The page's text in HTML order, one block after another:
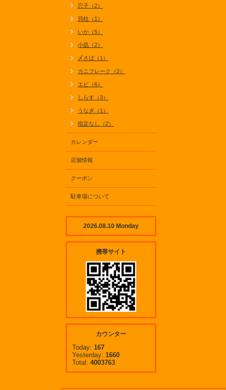
穴子（2）
貝柱（1）
いか（5）
小肌（2）
〆さば（1）
カニフレーク（2）
エビ（6）
しらす（3）
うなぎ（1）
指定なし（2）
カレンダー
店舗情報
クーポン
駐車場について
2026.08.10 Monday
携帯サイト
カウンター
Today: 167
Yesterday: 1660
Total: 4003763